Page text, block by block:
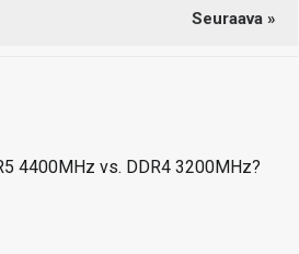
Seuraava »
4400MHz vs. DDR4 3200MHz?